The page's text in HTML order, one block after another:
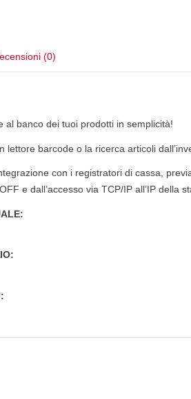
(0)
al banco dei tuoi prodotti in semplicità!
lettore barcode o la ricerca articoli
con i registratori di cassa,
e dall’accesso via TCP/IP all’IP della